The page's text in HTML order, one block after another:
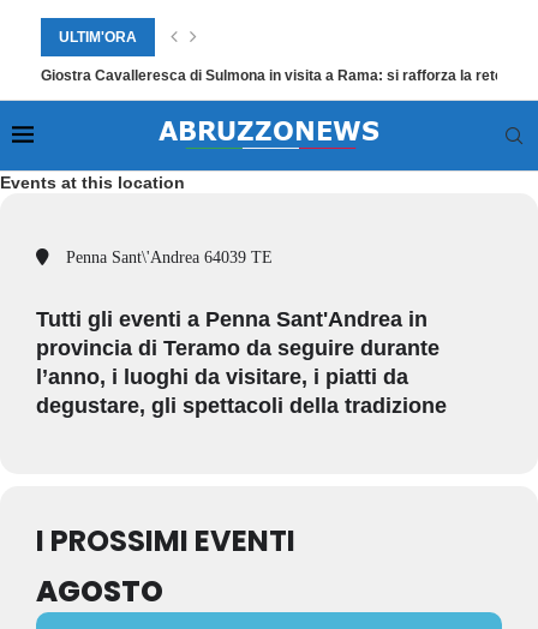
ULTIM'ORA
Giostra Cavalleresca di Sulmona in visita a Rama: si rafforza la rete
Events at this location
Penna Sant\'Andrea 64039 TE
Tutti gli eventi a Penna Sant'Andrea in
provincia di Teramo da seguire durante
l’anno, i luoghi da visitare, i piatti da
degustare, gli spettacoli della tradizione
I PROSSIMI EVENTI
AGOSTO